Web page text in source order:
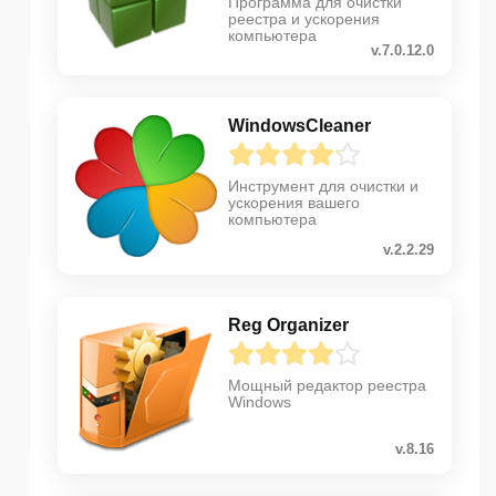
реестра и ускорения
компьютера
v.7.0.12.0
WindowsCleaner
Инструмент для очистки и
ускорения вашего
компьютера
v.2.2.29
Reg Organizer
Мощный редактор реестра
Windows
v.8.16